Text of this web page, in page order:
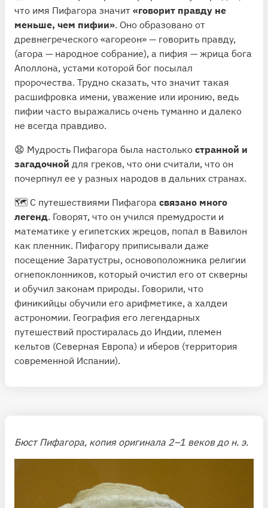
что имя Пифагора значит «говорит правду не
меньше, чем пифии». Оно образовано от
древнегреческого «агореон» — говорить правду,
(агора — народное собрание), а пифия — жрица бога
Аполлона, устами которой бог посылал
пророчества. Трудно сказать, что значит такая
расшифровка имени, уважение или иронию, ведь
пифии часто выражались очень туманно и далеко
не всегда правдиво.
😧 Мудрость Пифагора была настолько странной и
загадочной для греков, что они считали, что он
почерпнул ее у разных народов в дальних странах.
🗺 С путешествиями Пифагора связано много
легенд. Говорят, что он учился премудрости и
математике у египетских жрецов, попал в Вавилон
как пленник. Пифагору приписывали даже
посещение Заратустры, основоположника религии
огнепоклонников, который очистил его от скверны
и обучил законам природы. Говорили, что
финикийцы обучили его арифметике, а халдеи
астрономии. География его легендарных
путешествий простиралась до Индии, племен
кельтов (Северная Европа) и иберов (территория
современной Испании).
Бюст Пифагора, копия оригинала 2–1 веков до н. э.